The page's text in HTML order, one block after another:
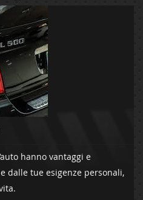
hanno vantaggi e
dalle tue esigenze personali,